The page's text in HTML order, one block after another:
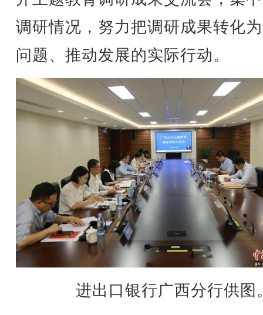
调研情况，努力把调研成果转化
问题、推动发展的实际行动。
进出口银行广西分行供图